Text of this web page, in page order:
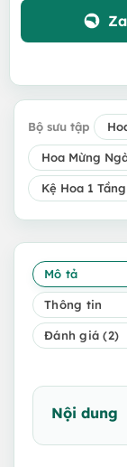
Bộ sưu tập
Hoa Mừng
Kệ Hoa 1 Tầng
Mô tả
Thông tin
Đánh giá (2)
Nội dung